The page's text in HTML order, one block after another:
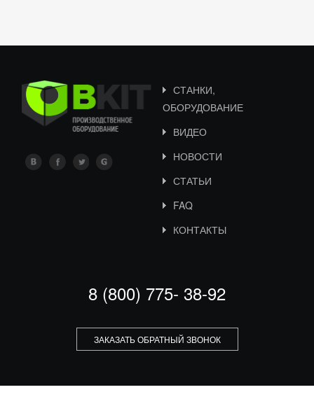
СТАНКИ,
ОБОРУДОВАНИЕ
ВИДЕО
НОВОСТИ
СТАТЬИ
FAQ
КОНТАКТЫ
8 (800) 775- 38-92
ЗАКАЗАТЬ ОБРАТНЫЙ ЗВОНОК